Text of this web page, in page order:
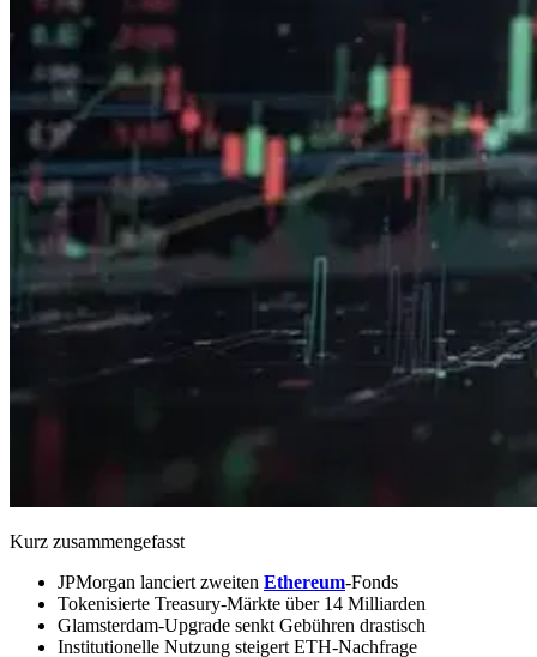
Kurz zusammengefasst
JPMorgan lanciert zweiten Ethereum-Fonds
Tokenisierte Treasury-Märkte über 14 Milliarden
Glamsterdam-Upgrade senkt Gebühren drastisch
Institutionelle Nutzung steigert ETH-Nachfrage